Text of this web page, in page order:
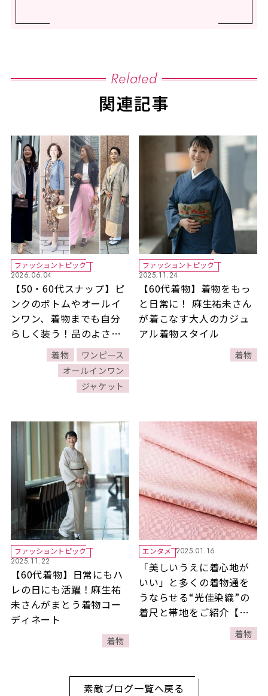
Related
関連記事
ファッショントピック
2026.06.04
【50・60代スナップ】ピ
ンクのボトムやオールイ
ンワン、着物までも自分
らしく装う！品のよさを
忘れない大人スタイル4選
着物
ワンピース
オールインワン
ジャケット
ファッショントピック
2025.11.24
【60代着物】着物をもっ
と日常に！ 麻生祐未さん
が着こなす大人のカジュ
アル着物スタイル
着物
ファッショントピック
2025.11.22
【60代着物】日常にもハ
レの日にも活躍！麻生祐
未さんがまとう着物コー
ディネート
着物
エンタメ 2025.01.16
「美しいうえに着心地が
いい」と多くの着物通を
うならせる“光佳染織”の
着尺と帯地をご紹介【目
着物
素敵ブログ一覧へ戻る